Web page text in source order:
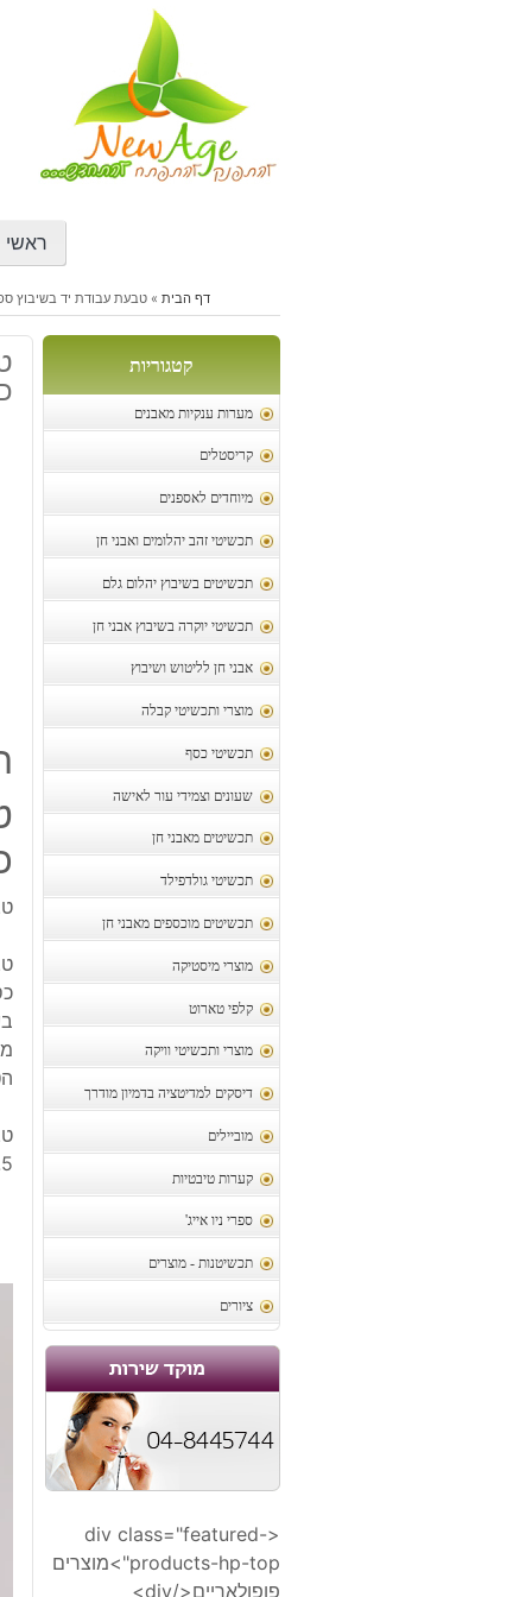
ראשי
דף הבית »טבעת עבודת יד בשיבוץ
קטגוריות
מערות ענקיות מאבנים
קריסטלים
מיוחדים לאספנים
תכשיטי זהב יהלומים ואבני חן
תכשיטים בשיבוץ יהלום גלם
תכשיטי יוקרה בשיבוץ אבני חן
אבני חן לליטוש ושיבוץ
מוצרי ותכשיטי קבלה
תכשיטי כסף
שעונים וצמידי עור לאישה
תכשיטים מאבני חן
תכשיטי גולדפילד
תכשיטים מוכספים מאבני חן
מוצרי מיסטיקה
קלפי טארוט
מוצרי ותכשיטי וויקה
דיסקים למדיטציה בדמיון מודרך
מוביילים
קערות טיבטיות
ספרי ניו אייג'
תכשיטנות - מוצרים
ציורים
<div class="featured-
products-hp-top">מוצרים
פופולאריים</div>
כסף
7.5